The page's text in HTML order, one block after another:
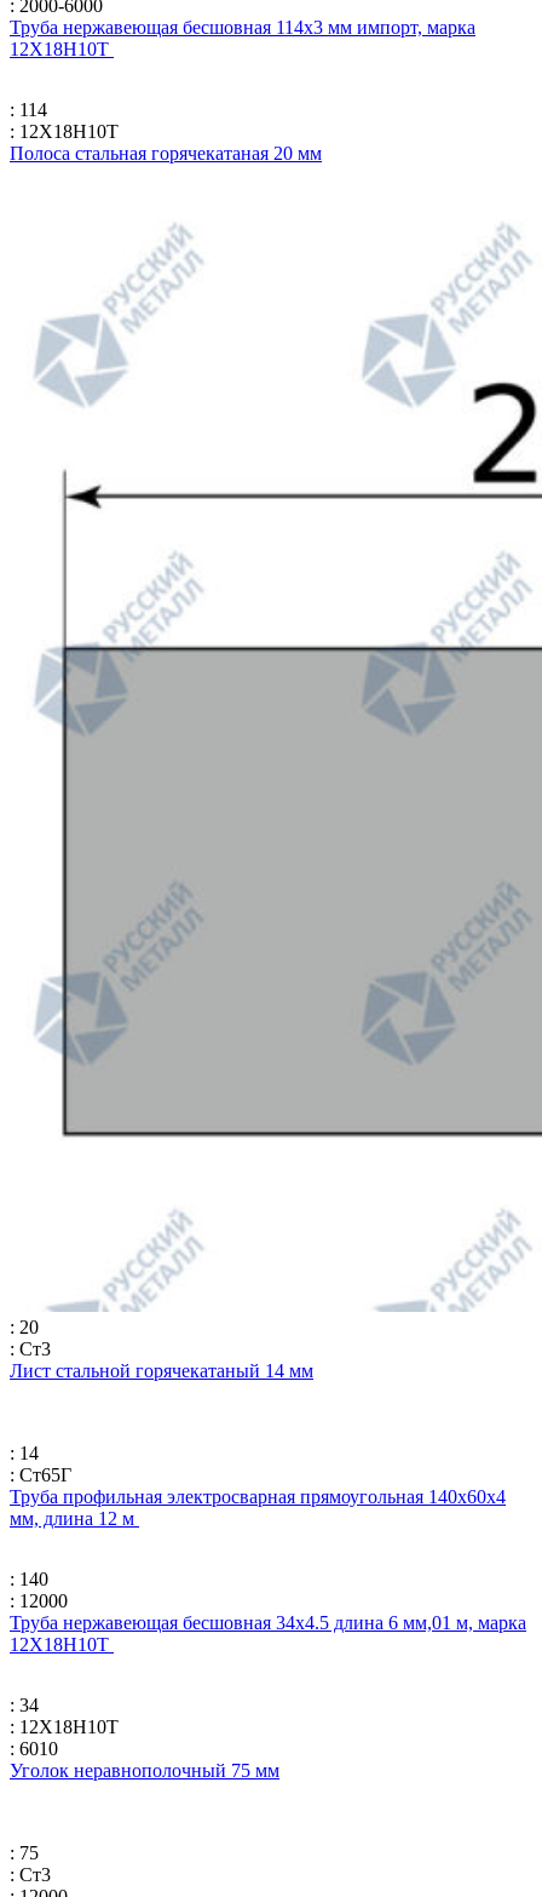
: 2000-6000
Труба нержавеющая бесшовная 114х3 мм импорт, марка
12Х18Н10Т
: 114
: 12Х18Н10Т
Полоса стальная горячекатаная 20 мм
: 20
: Ст3
Лист стальной горячекатаный 14 мм
: 14
: Ст65Г
Труба профильная электросварная прямоугольная 140х60х4
мм, длина 12 м
: 140
: 12000
Труба нержавеющая бесшовная 34х4.5 длина 6 мм,01 м, марка
12Х18Н10Т
: 34
: 12Х18Н10Т
: 6010
Уголок неравнополочный 75 мм
: 75
: Ст3